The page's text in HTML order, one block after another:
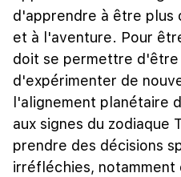
d'apprendre à être plus
et à l'aventure. Pour
doit se permettre d'être
d'expérimenter de
l'alignement planétaire
aux signes du zodiaque
prendre des décisions
irréfléchies, notamment